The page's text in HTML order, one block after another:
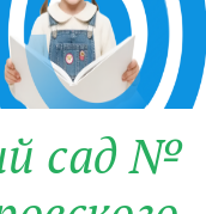
сад №